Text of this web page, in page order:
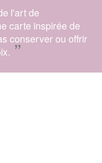
l'art de
carte inspirée de
conserver ou offrir
”